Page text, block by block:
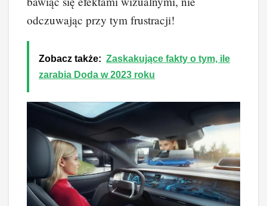
odczuwając przy tym frustracji!
Zobacz także: Zaskakujące fakty o tym, ile
zarabia Doda w 2023 roku